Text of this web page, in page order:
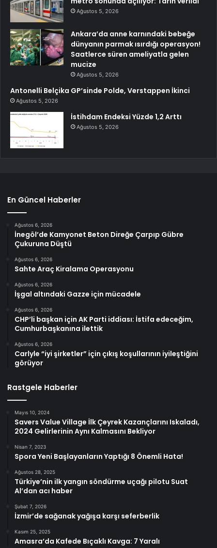
Ağustos 5, 2026
Ankara’da anne karnındaki bebeğe
dünyanın parmak ısırdığı operasyon!
Saatlerce süren ameliyatla gelen
mucize
Ağustos 5, 2026
Antonelli Belçika GP’sinde Polde, Verstappen İkinci
Ağustos 5, 2026
İstihdam Endeksi Yüzde 1,2 Arttı
Ağustos 5, 2026
En Güncel Haberler
Ağustos 6, 2026
İnegöl’de Kamyonet Beton Direğe Çarpıp Gübre
Çukuruna Düştü
Ağustos 6, 2026
Sahte Araç Kiralama Operasyonu
Ağustos 6, 2026
İşgal altındaki Gazze için mücadele
Ağustos 6, 2026
CHP’li başkan için AK Parti iddiası: İstifa edeceğim,
Cumhurbaşkanına ilettik
Ağustos 6, 2026
Carlyle “iyi şirketler” için çıkış koşullarının iyileştiğini
görüyor
Rastgele Haberler
Mayıs 10, 2024
Savers Value Village İlk Çeyrek Kazançlarını Iskaladı,
2024 Gelirlerinin Aynı Kalmasını Bekliyor
Nisan 7, 2023
Spora Yeni Başlayanların Yaptığı 8 Önemli Hata!
Ağustos 28, 2025
Türkiye’nin ilk yangın söndürme uçağı pilotu Suat
Al’dan acı haber
Şubat 7, 2026
İzmir’de sağanak yağışa karşı seferberlik
Kasım 25, 2025
Amasra’da Kafede Bıçaklı Kavga: 7 Yaralı